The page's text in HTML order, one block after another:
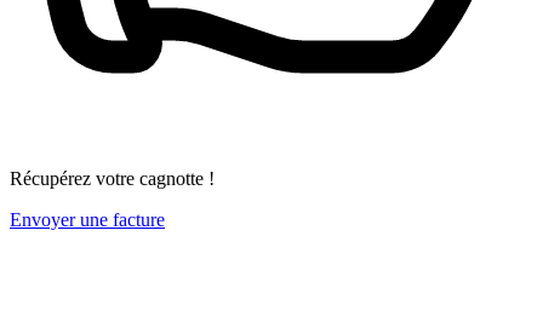
Récupérez votre cagnotte !
Envoyer une facture